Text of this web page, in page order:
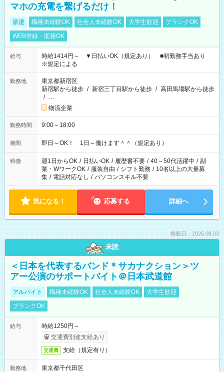
マホの充電を繋げるだけ！
派遣 職種未経験OK 社会人未経験OK 大学生歓迎
ブランクOK
WEB登録・面接OK
給与
時給1414円～ ▼日払いOK（規定あり） ■初勤務手当あり
※規定による
勤務地
東京都新宿区
新宿駅から徒歩 / 新宿三丁目駅から徒歩 / 高田馬場駅から徒歩
/ …
物流企業
勤務時間 9:00～18:00
期間 即日～OK！ 1日～働けます＾＾（規定あり）
特徴 週1日からOK / 日払いOK / 履歴書不要 / 40～50代活躍中 / 副
業・WワークOK / 服装自由 / シフト勤務 / 10名以上の大量募
集 / 電話対応なし / パソコンスキル不要
気になる！ 応募する 詳細へ
掲載日：2026.08.03
未読
＜日本を代表するバンド＊サカナクション＞ツ
アー公演のサポートバイト＠日本武道館
アルバイト 職種未経験OK 社会人未経験OK
大学生歓迎
ブランクOK
給与
時給1250円～
交通費別途支給あり
交通費 支給（規定有り）
勤務地
東京都千代田区